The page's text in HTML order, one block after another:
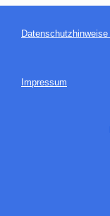
Datenschutzhinweise
Impressum